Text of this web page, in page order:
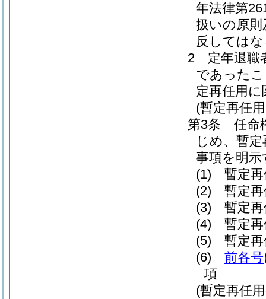
年法律第
扱いの原
反しては
2
定年退職
であった
定再任用
(暫定再任
第3条
任命
じめ、暫
事項を明
(1)
暫定
(2)
暫定
(3)
暫定
(4)
暫定
(5)
暫定
(6)
前各号
項
(暫定再任